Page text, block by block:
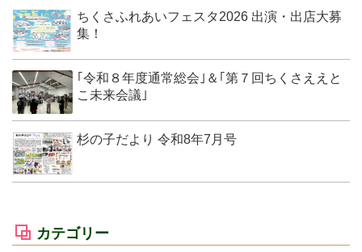
ちくさふれあいフェスタ2026 出演・出店大募
集！
｢令和８年度通常総会｣＆｢第７回ちくさええと
こ未来会議｣
杉の子だより 令和8年7月号
カテゴリー